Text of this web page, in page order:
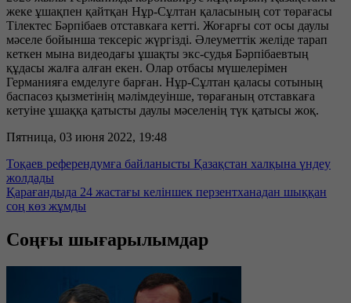
жеке ұшақпен қайтқан Нұр-Сұлтан қаласының сот төрағасы
Тілектес Бәрпібаев отставкаға кетті. Жоғарғы сот осы даулы
мәселе бойынша тексеріс жүргізді. Әлеуметтік желіде тарап
кеткен мына видеодағы ұшақты экс-судья Бәрпібаевтың
құдасы жалға алған екен. Олар отбасы мүшелерімен
Германияға емделуге барған. Нұр-Сұлтан қаласы сотының
баспасөз қызметінің мәлімдеуінше, төрағаның отставкаға
кетуіне ұшаққа қатысты даулы мәселенің түк қатысы жоқ.
Пятница, 03 июня 2022, 19:48
Тоқаев референдумға байланысты Қазақстан халқына үндеу
жолдады
Қарағандыда 24 жастағы келіншек перзентханадан шыққан
соң көз жұмды
Соңғы шығарылымдар